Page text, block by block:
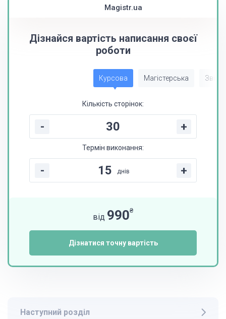
Magistr.ua
Дізнайся вартість написання своєї
роботи
Курсова Магістерська Звіт
Кількість сторінок:
- +
Термін виконання:
- днів +
від 990₴
Дізнатися точну вартість
Наступний розділ